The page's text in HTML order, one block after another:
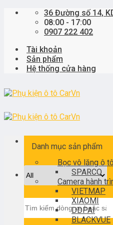
Skip
36 Đường số 14,
08:00 - 17:00
0907 222 402
Tài khoản
Sản phẩm
Hệ thống cửa hàng
kiếm:
Danh mục sản phẩm
Bọc vô lăng ô tô
SPARCO
Camera hành
VIETMAP
XIAOMI
DDPAI
BLACKVUE